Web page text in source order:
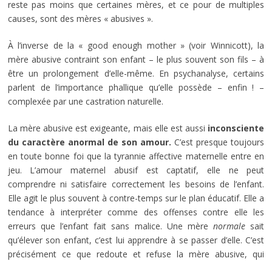
reste pas moins que certaines mères, et ce pour de multiples
causes, sont des mères « abusives ».
À l’inverse de la « good enough mother » (voir Winnicott), la
mère abusive contraint son enfant – le plus souvent son fils – à
être un prolongement d’elle-même. En psychanalyse, certains
parlent de l’importance phallique qu’elle possède – enfin ! –
complexée par une castration naturelle.
La mère abusive est exigeante, mais elle est aussi inconsciente
du caractère anormal de son amour. C’est presque toujours
en toute bonne foi que la tyrannie affective maternelle entre en
jeu. L’amour maternel abusif est captatif, elle ne peut
comprendre ni satisfaire correctement les besoins de l’enfant.
Elle agit le plus souvent à contre-temps sur le plan éducatif. Elle a
tendance à interpréter comme des offenses contre elle les
erreurs que l’enfant fait sans malice. Une mèrenormale sait
qu’élever son enfant, c’est lui apprendre à se passer d’elle. C’est
précisément ce que redoute et refuse la mère abusive, qui